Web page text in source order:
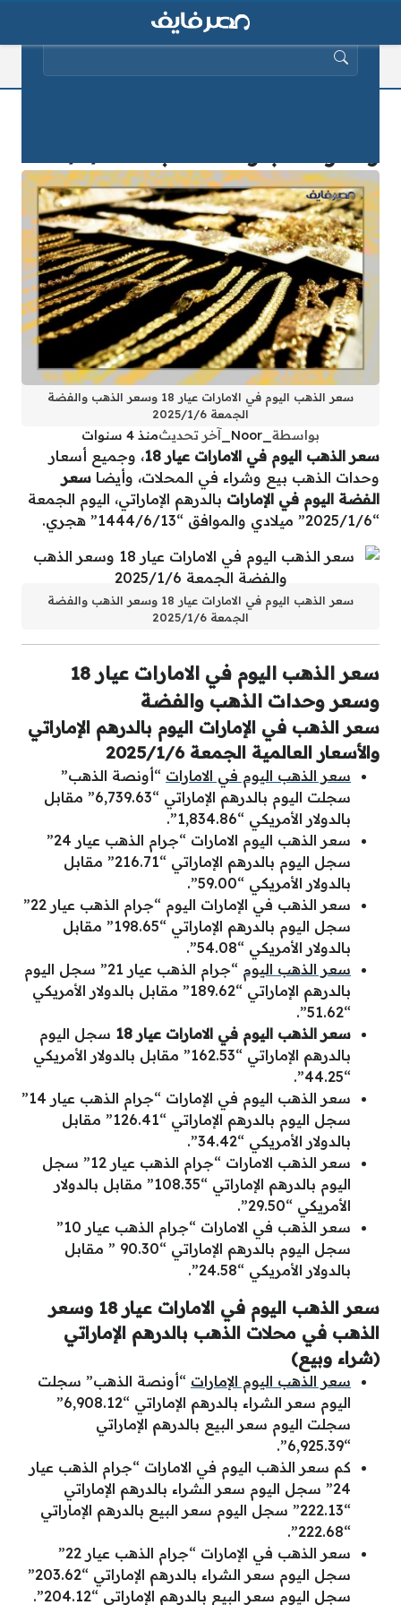
سعر الذهب اليوم في الامارات عيار 18 وسعر الذهب والفضة
الجمعة 2025/1/6
بواسطة آخر تحديثمنذ 4 سنوات
سعر الذهب اليوم في الامارات عيار 18
، وجميع أسعار
وحدات الذهب بيع وشراء في المحلات، وأيضا سعر
الفضة اليوم في الإمارات بالدرهم الإماراتي، اليوم الجمعة
“2025/1/6” ميلادي والموافق “1444/6/13” هجري.
سعر الذهب اليوم في الامارات عيار 18 وسعر الذهب والفضة
الجمعة 2025/1/6
سعر الذهب اليوم في الامارات عيار 18
وسعر وحدات الذهب والفضة
سعر الذهب في الإمارات اليوم بالدرهم الإماراتي
والأسعار العالمية الجمعة 2025/1/6
سعر الذهب اليوم في الامارات “أونصة الذهب”
سجلت اليوم بالدرهم الإماراتي “6,739.63” مقابل
بالدولار الأمريكي “1,834.86”.
سعر الذهب اليوم الامارات “جرام الذهب عيار 24”
سجل اليوم بالدرهم الإماراتي “216.71” مقابل
بالدولار الأمريكي “59.00”.
سعر الذهب في الإمارات اليوم “جرام الذهب عيار 22”
سجل اليوم بالدرهم الإماراتي “198.65” مقابل
بالدولار الأمريكي “54.08”.
سعر الذهب اليوم
“جرام الذهب عيار 21” سجل اليوم
بالدرهم الإماراتي “189.62” مقابل بالدولار الأمريكي
“51.62”.
سعر الذهب اليوم في الامارات عيار 18
سجل اليوم
بالدرهم الإماراتي “162.53” مقابل بالدولار الأمريكي
“44.25”.
سعر الذهب اليوم في الإمارات “جرام الذهب عيار 14”
سجل اليوم بالدرهم الإماراتي “126.41” مقابل
بالدولار الأمريكي “34.42”.
سعر الذهب الامارات “جرام الذهب عيار 12” سجل
اليوم بالدرهم الإماراتي “108.35” مقابل بالدولار
الأمريكي “29.50”.
سعر الذهب في الامارات “جرام الذهب عيار 10”
سجل اليوم بالدرهم الإماراتي “90.30 ” مقابل
بالدولار الأمريكي “24.58”.
سعر الذهب اليوم في الامارات عيار 18 وسعر
الذهب في محلات الذهب بالدرهم الإماراتي
(شراء وبيع)
سعر الذهب اليوم الإمارات “أونصة الذهب” سجلت
اليوم سعر الشراء بالدرهم الإماراتي “6,908.12”
سجلت اليوم سعر البيع بالدرهم الإماراتي
“6,925.39”.
كم سعر الذهب اليوم في الامارات “جرام الذهب عيار
24” سجل اليوم سعر الشراء بالدرهم الإماراتي
“222.13” سجل اليوم سعر البيع بالدرهم الإماراتي
“222.68”.
سعر الذهب في الإمارات “جرام الذهب عيار 22”
سجل اليوم سعر الشراء بالدرهم الإماراتي “203.62”
سجل اليوم سعر البيع بالدرهم الإماراتي “204.12”.
البحث عن: